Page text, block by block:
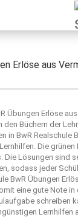
Erlöse aus
Übungen Erlöse
den Büchern der
in BwR Realschule
Die grünen
Die Lösungen sind
sodass jeder
BwR Übungen
eine gute Note
schreiben
Lernhilfen